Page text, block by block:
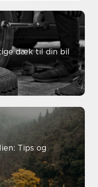
dæk til din bil
Tips og